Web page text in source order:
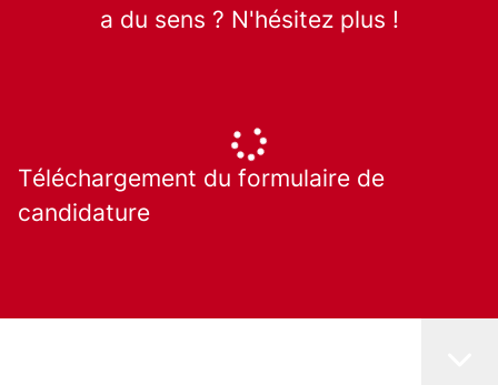
a du sens ? N'hésitez plus !
Téléchargement du formulaire de
candidature